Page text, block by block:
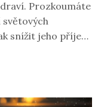
Prozkoumáte
snížit jeho příjem